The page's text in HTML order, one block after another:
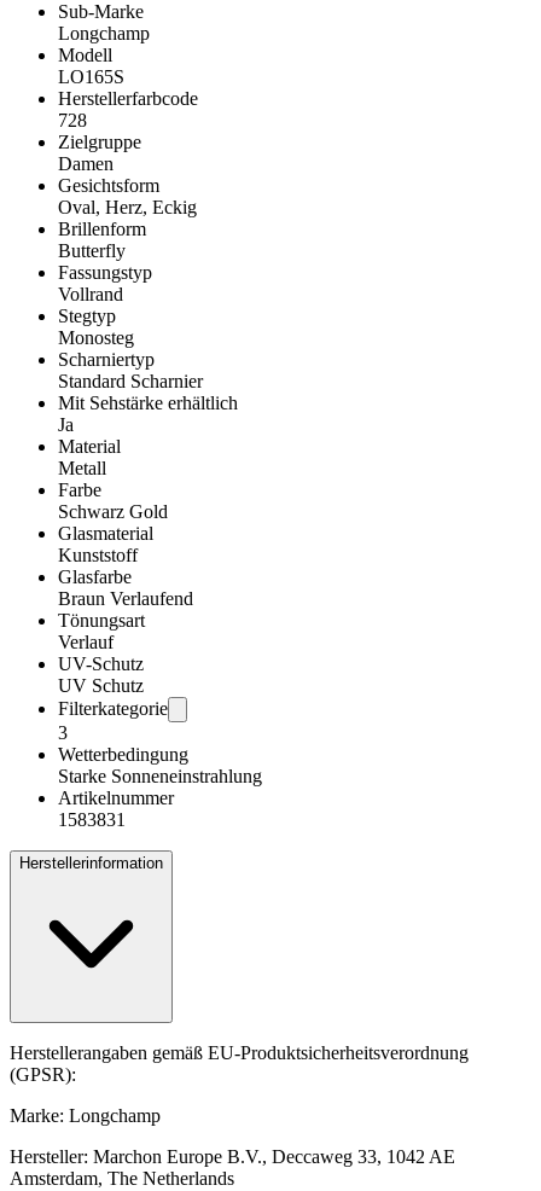
Sub-Marke
Longchamp
Modell
LO165S
Herstellerfarbcode
728
Zielgruppe
Damen
Gesichtsform
Oval, Herz, Eckig
Brillenform
Butterfly
Fassungstyp
Vollrand
Stegtyp
Monosteg
Scharniertyp
Standard Scharnier
Mit Sehstärke erhältlich
Ja
Material
Metall
Farbe
Schwarz Gold
Glasmaterial
Kunststoff
Glasfarbe
Braun Verlaufend
Tönungsart
Verlauf
UV-Schutz
UV Schutz
Filterkategorie
3
Wetterbedingung
Starke Sonneneinstrahlung
Artikelnummer
1583831
Herstellerinformation
Herstellerangaben gemäß EU-Produktsicherheitsverordnung
(GPSR):
Marke: Longchamp
Hersteller: Marchon Europe B.V., Deccaweg 33, 1042 AE
Amsterdam, The Netherlands